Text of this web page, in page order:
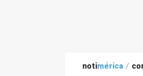
notimérica /